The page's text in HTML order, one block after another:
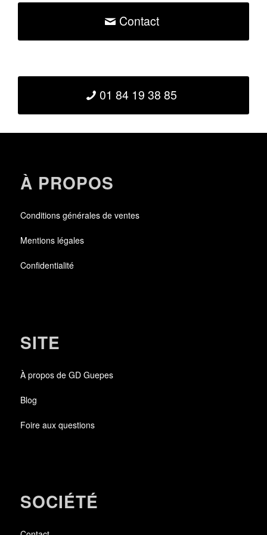
Contact
01 84 19 38 85
À PROPOS
Conditions générales de ventes
Mentions légales
Confidentialité
SITE
À propos de GD Guepes
Blog
Foire aux questions
SOCIÉTÉ